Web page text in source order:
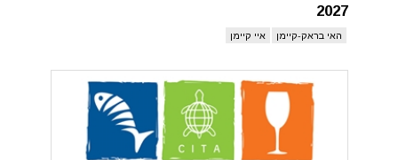
2027
האי בראק-קיימן איי קיימן